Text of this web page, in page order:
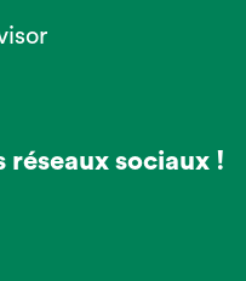
réseaux sociaux !